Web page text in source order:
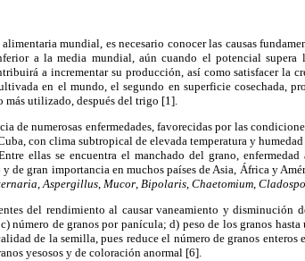
mundial, es necesario conocer las causas
a la media mundial, aún cuando el potencial supera
a incrementar su producción, así como satisfacer la
en el mundo, el segundo en superficie cosechada,
más utilizado, después del trigo [1].
de numerosas enfermedades, favorecidas por las
con clima subtropical de elevada temperatura y
ellas se encuentra el manchado del grano,
de gran importancia en muchos países de Asia, África y
Aspergillus Mucor Bipolaris Chaetomium
del rendimiento al causar vaneamiento y
número de granos por panícula; d) peso de los granos
de la semilla, pues reduce el número de granos
yesosos y de coloración anormal [6].